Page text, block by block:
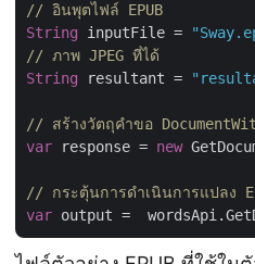
// อินพุตไฟล์ EPUB
String inputFile =
// ภาพ JPEG ที่ได้
String resultant =
// สร้างวัตถุคำขอ
var response = new
// กระตุ้นการดำเนินการแปลง
var